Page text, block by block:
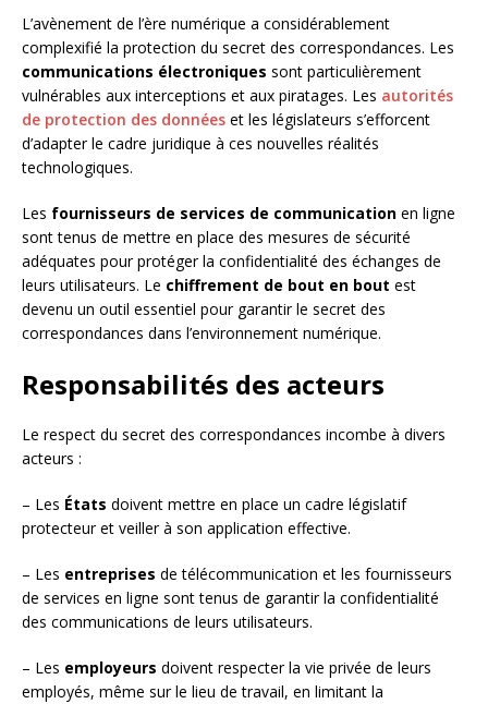
L’avènement de l’ère numérique a considérablement
complexifié la protection du secret des correspondances. Les
communications électroniques sont particulièrement
vulnérables aux interceptions et aux piratages. Les autorités
de protection des données et les législateurs s’efforcent
d’adapter le cadre juridique à ces nouvelles réalités
technologiques.
Les fournisseurs de services de communication en ligne
sont tenus de mettre en place des mesures de sécurité
adéquates pour protéger la confidentialité des échanges de
leurs utilisateurs. Le chiffrement de bout en bout est
devenu un outil essentiel pour garantir le secret des
correspondances dans l’environnement numérique.
Responsabilités des acteurs
Le respect du secret des correspondances incombe à divers
acteurs :
– Les États doivent mettre en place un cadre législatif
protecteur et veiller à son application effective.
– Les entreprises de télécommunication et les fournisseurs
de services en ligne sont tenus de garantir la confidentialité
des communications de leurs utilisateurs.
– Les employeurs doivent respecter la vie privée de leurs
employés, même sur le lieu de travail, en limitant la